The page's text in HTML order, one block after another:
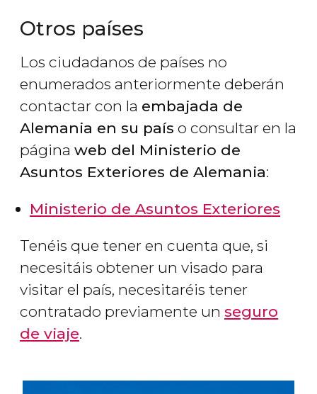
Otros países
Los ciudadanos de países no
enumerados anteriormente deberán
contactar con la embajada de
Alemania en su país o consultar en la
página web del Ministerio de
Asuntos Exteriores de Alemania:
Ministerio de Asuntos Exteriores
Tenéis que tener en cuenta que, si
necesitáis obtener un visado para
visitar el país, necesitaréis tener
contratado previamente un seguro
de viaje.